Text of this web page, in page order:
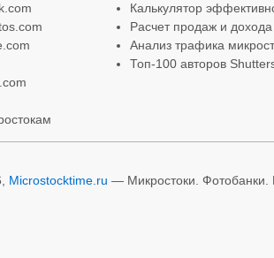
Калькулятор
Расчет продаж и дохода
Анализ трафика
Топ-100 авторов
Microstocktime.ru — Микростоки. Фотобанки.